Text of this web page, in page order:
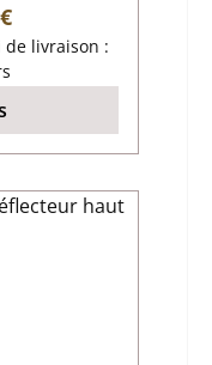
:
livraison :